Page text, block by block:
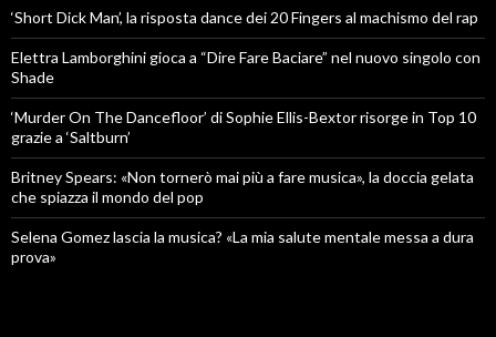
‘Short Dick Man’, la risposta dance dei 20 Fingers al machismo del rap
Elettra Lamborghini gioca a “Dire Fare Baciare” nel nuovo singolo con
Shade
‘Murder On The Dancefloor’ di Sophie Ellis-Bextor risorge in Top 10
grazie a ‘Saltburn’
Britney Spears: «Non tornerò mai più a fare musica», la doccia gelata
che spiazza il mondo del pop
Selena Gomez lascia la musica? «La mia salute mentale messa a dura
prova»